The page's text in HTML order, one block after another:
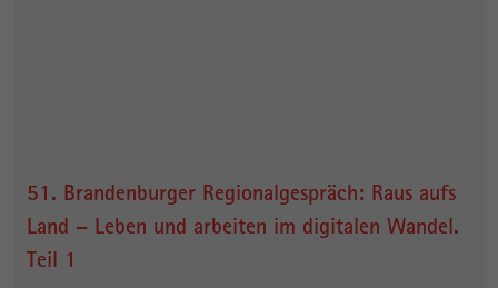
51. Brandenburger Regionalgespräch: Raus aufs
Land – Leben und arbeiten im digitalen Wandel.
Teil 1